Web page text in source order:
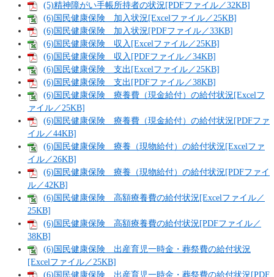
(5)精神障がい手帳所持者の状況[PDFファイル／32KB]
(6)国民健康保険 加入状況[Excelファイル／25KB]
(6)国民健康保険 加入状況[PDFファイル／33KB]
(6)国民健康保険 収入[Excelファイル／25KB]
(6)国民健康保険 収入[PDFファイル／34KB]
(6)国民健康保険 支出[Excelファイル／25KB]
(6)国民健康保険 支出[PDFファイル／38KB]
(6)国民健康保険 療養費（現金給付）の給付状況[Excelフ
ァイル／25KB]
(6)国民健康保険 療養費（現金給付）の給付状況[PDFファ
イル／44KB]
(6)国民健康保険 療養（現物給付）の給付状況[Excelファ
イル／26KB]
(6)国民健康保険 療養（現物給付）の給付状況[PDFファイ
ル／42KB]
(6)国民健康保険 高額療養費の給付状況[Excelファイル／
25KB]
(6)国民健康保険 高額療養費の給付状況[PDFファイル／
38KB]
(6)国民健康保険 出産育児一時金・葬祭費の給付状況
[Excelファイル／25KB]
(6)国民健康保険 出産育児一時金・葬祭費の給付状況[PDF